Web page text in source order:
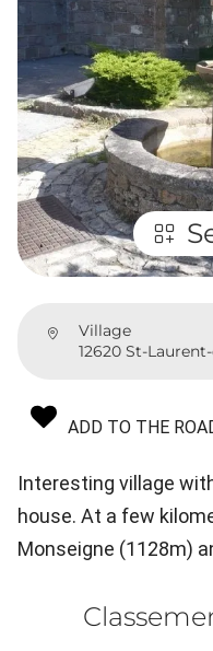
Village
12620 St-
ADD TO THE
Interesting village
house. At a few
Monseigne (1128m)